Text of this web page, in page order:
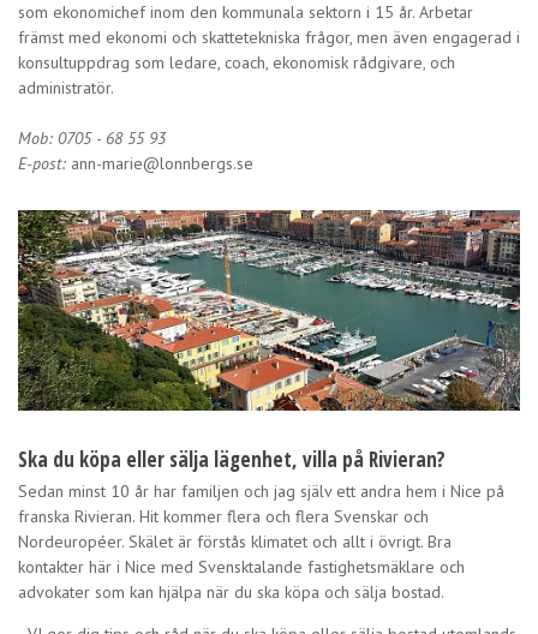
som ekonomichef inom den kommunala sektorn i 15 år. Arbetar
främst med ekonomi och skattetekniska frågor, men även engagerad i
konsultuppdrag som ledare, coach, ekonomisk rådgivare, och
administratör.
Mob: 0705 - 68 55 93
E-post: ann-marie@lonnbergs.se
Ska du köpa eller sälja lägenhet, villa på Rivieran?
Sedan minst 10 år har familjen och jag själv ett andra hem i Nice på
franska Rivieran. Hit kommer flera och flera Svenskar och
Nordeuropéer. Skälet är förstås klimatet och allt i övrigt. Bra
kontakter här i Nice med Svensktalande fastighetsmäklare och
advokater som kan hjälpa när du ska köpa och sälja bostad.